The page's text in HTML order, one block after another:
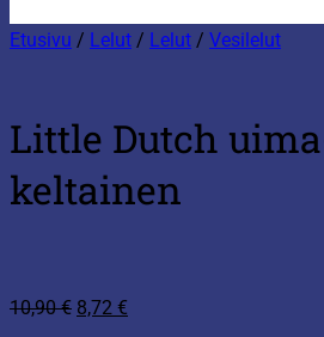
Etusivu / Lelut / Lelut / Vesilelut
Little Dutch
keltainen
10,90€ Alkuperäinen
8,72 €